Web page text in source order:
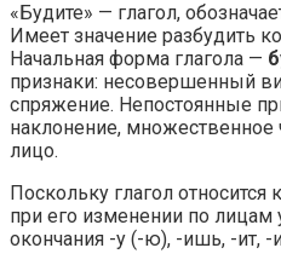
«Будите» — глагол,
Имеет значение разбудить
Начальная форма глагола —
признаки: несовершенный
спряжение. Непостоянные
наклонение, множественное
лицо.
Поскольку глагол
при его изменении по лицам
окончания -у (-ю), -ишь, -ит, -